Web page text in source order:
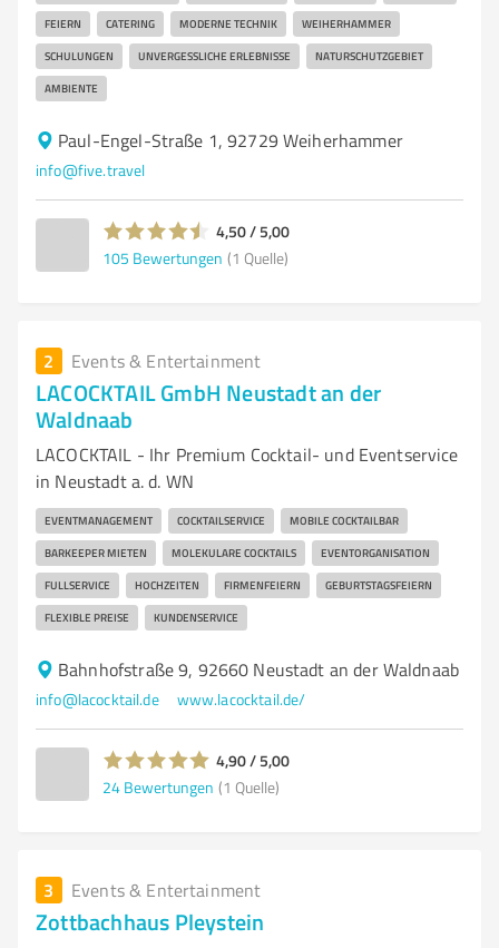
FEIERN CATERING MODERNE TECHNIK WEIHERHAMMER
SCHULUNGEN UNVERGESSLICHE ERLEBNISSE NATURSCHUTZGEBIET
AMBIENTE
Paul-Engel-Straße 1, 92729 Weiherhammer
info@five.travel
4,50 / 5,00
105 Bewertungen (1 Quelle)
2 Events & Entertainment
LACOCKTAIL GmbH Neustadt an der
Waldnaab
LACOCKTAIL - Ihr Premium Cocktail- und Eventservice
in Neustadt a. d. WN
EVENTMANAGEMENT COCKTAILSERVICE MOBILE COCKTAILBAR
BARKEEPER MIETEN MOLEKULARE COCKTAILS EVENTORGANISATION
FULLSERVICE HOCHZEITEN FIRMENFEIERN GEBURTSTAGSFEIERN
FLEXIBLE PREISE KUNDENSERVICE
Bahnhofstraße 9, 92660 Neustadt an der Waldnaab
info@lacocktail.de www.lacocktail.de/
4,90 / 5,00
24 Bewertungen (1 Quelle)
3 Events & Entertainment
Zottbachhaus Pleystein